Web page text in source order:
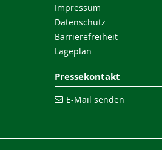
Impressum
Datenschutz
Barrierefreiheit
Lageplan
Pressekontakt
E-Mail senden